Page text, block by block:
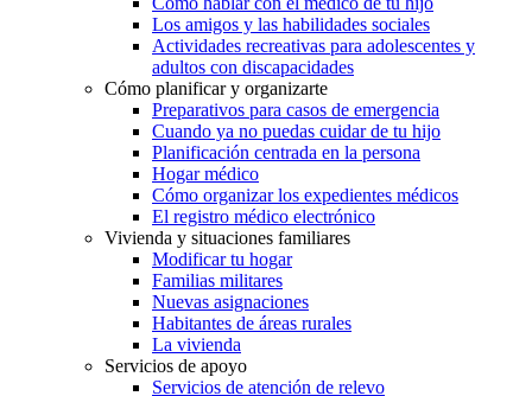
Los amigos y las habilidades sociales
Actividades recreativas para adolescentes y
adultos con discapacidades
Cómo planificar y organizarte
Preparativos para casos de emergencia
Cuando ya no puedas cuidar de tu hijo
Planificación centrada en la persona
Hogar médico
Cómo organizar los expedientes médicos
El registro médico electrónico
Vivienda y situaciones familiares
Modificar tu hogar
Familias militares
Nuevas asignaciones
Habitantes de áreas rurales
La vivienda
Servicios de apoyo
Servicios de atención de relevo